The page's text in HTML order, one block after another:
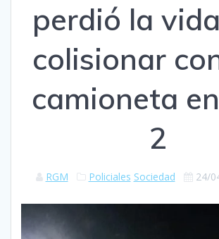
perdió la
colisionar
camioneta
2
RGM Policiales Sociedad 24/